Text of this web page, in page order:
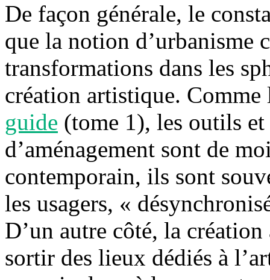
De façon générale, le
que la notion d’urbanisme
transformations dans les
création artistique.
guide (tome 1), les outils
d’aménagement sont de
contemporain, ils sont
les usagers, «
D’un autre côté, la
sortir des lieux dédiés à